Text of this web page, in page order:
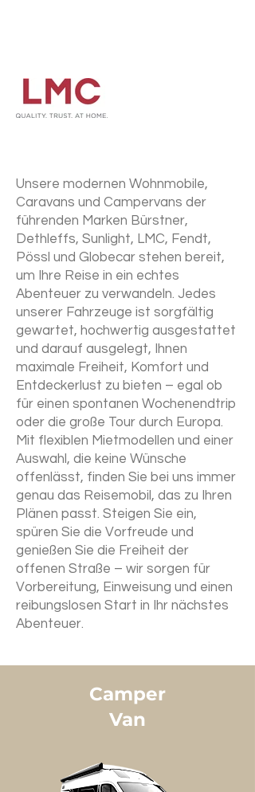
Unsere modernen Wohnmobile,
Caravans und Campervans der
führenden Marken Bürstner,
Dethleffs, Sunlight, LMC, Fendt,
Pössl und Globecar stehen bereit,
um Ihre Reise in ein echtes
Abenteuer zu verwandeln. Jedes
unserer Fahrzeuge ist sorgfältig
gewartet, hochwertig ausgestattet
und darauf ausgelegt, Ihnen
maximale Freiheit, Komfort und
Entdeckerlust zu bieten – egal ob
für einen spontanen Wochenendtrip
oder die große Tour durch Europa.
Mit flexiblen Mietmodellen und einer
Auswahl, die keine Wünsche
offenlässt, finden Sie bei uns immer
genau das Reisemobil, das zu Ihren
Plänen passt. Steigen Sie ein,
spüren Sie die Vorfreude und
genießen Sie die Freiheit der
offenen Straße – wir sorgen für
Vorbereitung, Einweisung und einen
reibungslosen Start in Ihr nächstes
Abenteuer.
Camper
Van